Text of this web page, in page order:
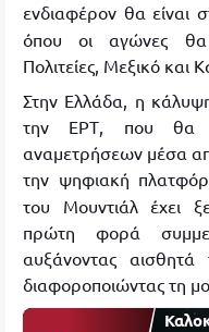
ενδιαφέρον θα είναι
όπου οι αγώνες θα
Πολιτείες, Μεξικό και
Στην Ελλάδα, η
την ΕΡΤ, που θα
αναμετρήσεων μέσα
την ψηφιακή
του Μουντιάλ έχει
πρώτη φορά
αυξάνοντας
διαφοροποιώντας τη